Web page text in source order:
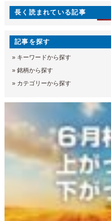
長く読まれている記事
記事を探す
» キーワードから探す
» 銘柄から探す
» カテゴリーから探す